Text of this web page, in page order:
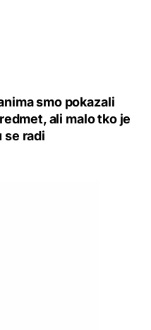
smo pokazali
ali malo tko je
se radi